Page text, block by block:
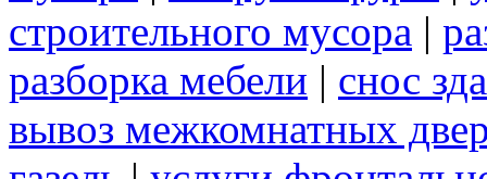
строительного мусора |
разборка мебели | снос
вывоз межкомнатных